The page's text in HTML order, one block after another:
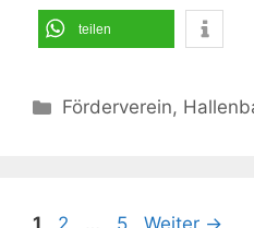
teilen
Kategorien
Förderverein,
SeiteSeite Seite